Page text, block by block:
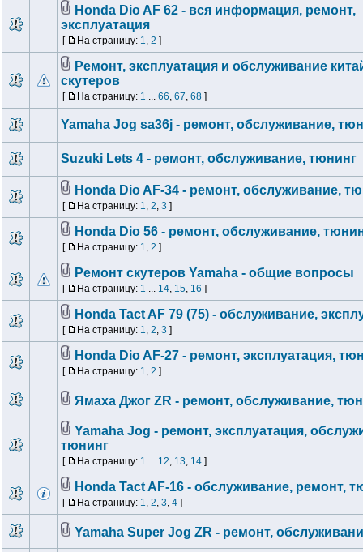
Honda Dio AF 62 - вся информация, ремонт,
эксплуатация
[ На страницу: 1, 2 ]
Ремонт, эксплуатация и обслуживание
скутеров
[ На страницу: 1 ... 66, 67, 68 ]
Yamaha Jog sa36j - ремонт, обслуживание,
Suzuki Lets 4 - ремонт, обслуживание, тюнинг
Honda Dio AF-34 - ремонт, обслуживание,
[ На страницу: 1, 2, 3 ]
Honda Dio 56 - ремонт, обслуживание,
[ На страницу: 1, 2 ]
Ремонт скутеров Yamaha - общие вопросы
[ На страницу: 1 ... 14, 15, 16 ]
Honda Tact AF 79 (75) - обслуживание,
[ На страницу: 1, 2, 3 ]
Honda Dio AF-27 - ремонт, эксплуатация,
[ На страницу: 1, 2 ]
Ямаха Джог ZR - ремонт, обслуживание,
Yamaha Jog - ремонт, эксплуатация,
тюнинг
[ На страницу: 1 ... 12, 13, 14 ]
Honda Tact AF-16 - обслуживание, ремонт,
[ На страницу: 1, 2, 3, 4 ]
Yamaha Super Jog ZR - ремонт,